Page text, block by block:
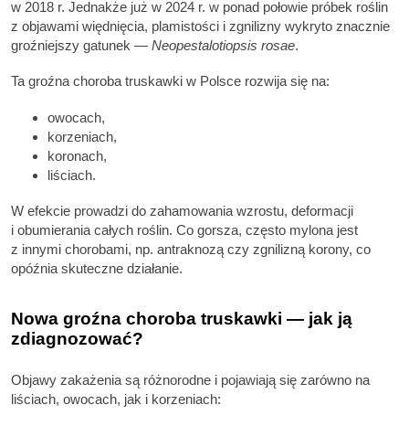
w 2018 r. Jednakże już w 2024 r. w ponad połowie próbek roślin
z objawami więdnięcia, plamistości i zgnilizny wykryto znacznie
groźniejszy gatunek — Neopestalotiopsis rosae.
Ta groźna choroba truskawki w Polsce rozwija się na:
owocach,
korzeniach,
koronach,
liściach.
W efekcie prowadzi do zahamowania wzrostu, deformacji
i obumierania całych roślin. Co gorsza, często mylona jest
z innymi chorobami, np. antraknozą czy zgnilizną korony, co
opóźnia skuteczne działanie.
Nowa groźna choroba truskawki — jak ją
zdiagnozować?
Objawy zakażenia są różnorodne i pojawiają się zarówno na
liściach, owocach, jak i korzeniach: